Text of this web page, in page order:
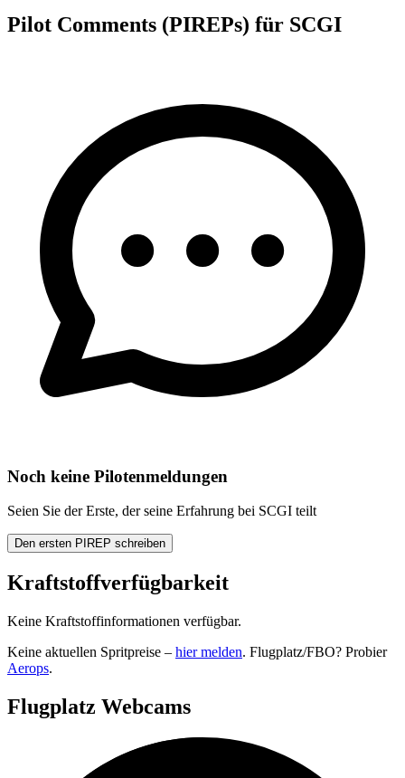
Pilot Comments (PIREPs) für SCGI
Noch keine Pilotenmeldungen
Seien Sie der Erste, der seine Erfahrung bei SCGI teilt
Den ersten PIREP schreiben
Kraftstoffverfügbarkeit
Keine Kraftstoffinformationen verfügbar.
Keine aktuellen Spritpreise – hier melden. Flugplatz/FBO? Probier
Aerops.
Flugplatz Webcams